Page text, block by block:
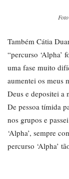
Também Cátia
“percurso ‘Alpha’
uma fase muito
aumentei os meus
Deus e depositei a
De pessoa tímida
nos grupos e
‘Alpha’, sempre
percurso ‘Alpha’